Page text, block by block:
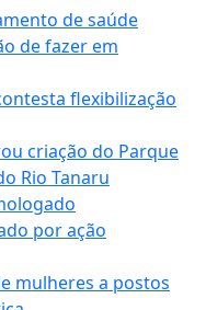
de saúde
de fazer em
flexibilização
criação do Parque
Rio Tanaru
por ação
mulheres a postos